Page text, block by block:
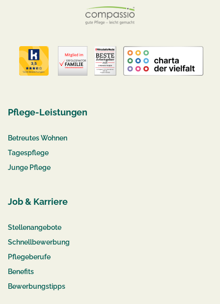
Pflege-Leistungen
Betreutes Wohnen
Tagespflege
Junge Pflege
Job & Karriere
Stellenangebote
Schnellbewerbung
Pflegeberufe
Benefits
Bewerbungstipps